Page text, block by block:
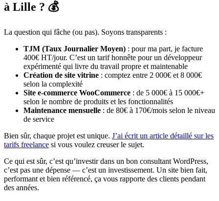
à Lille ? 💰
La question qui fâche (ou pas). Soyons transparents :
TJM (Taux Journalier Moyen) : pour ma part, je facture
400€ HT/jour. C’est un tarif honnête pour un développeur
expérimenté qui livre du travail propre et maintenable
Création de site vitrine : comptez entre 2 000€ et 8 000€
selon la complexité
Site e-commerce WooCommerce : de 5 000€ à 15 000€+
selon le nombre de produits et les fonctionnalités
Maintenance mensuelle : de 80€ à 170€/mois selon le niveau
de service
Bien sûr, chaque projet est unique. J’ai écrit un article détaillé sur les
tarifs freelance si vous voulez creuser le sujet.
Ce qui est sûr, c’est qu’investir dans un bon consultant WordPress,
c’est pas une dépense — c’est un investissement. Un site bien fait,
performant et bien référencé, ça vous rapporte des clients pendant
des années.